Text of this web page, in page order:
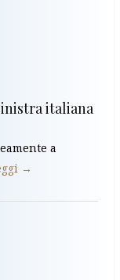
italiana
a
→